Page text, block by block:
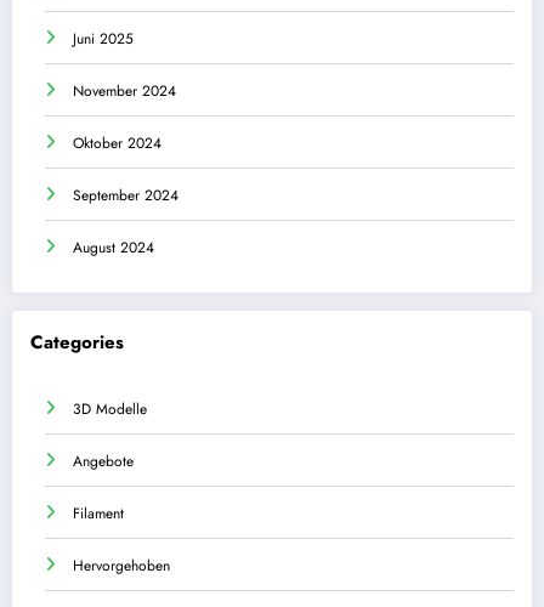
Juni 2025
November 2024
Oktober 2024
September 2024
August 2024
Categories
3D Modelle
Angebote
Filament
Hervorgehoben